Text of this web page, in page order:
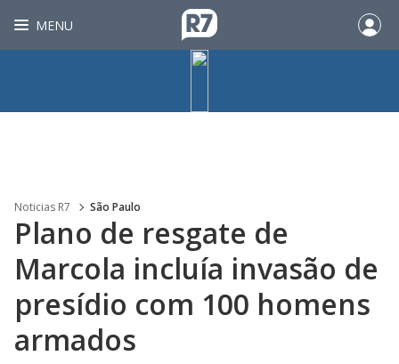
MENU
Noticias R7 São Paulo
Plano de resgate de
Marcola incluía invasão de
presídio com 100 homens
armados